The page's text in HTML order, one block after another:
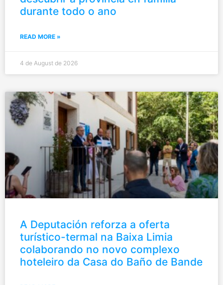
durante todo o ano
READ MORE »
4 de August de 2026
A Deputación reforza a oferta
turístico-termal na Baixa Limia
colaborando no novo complexo
hoteleiro da Casa do Baño de Bande